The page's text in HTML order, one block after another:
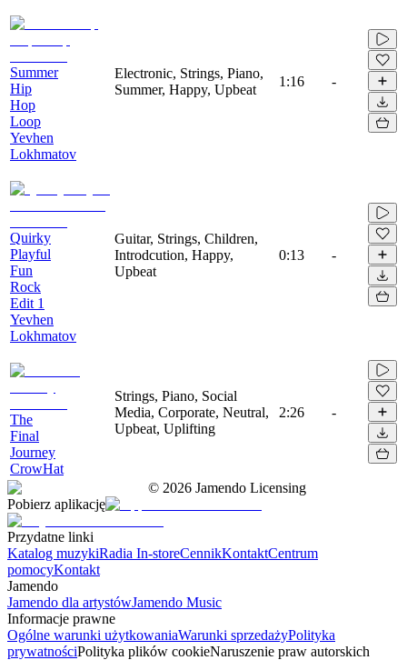
Summer
Hip
Hop
Loop
Yevhen
Lokhmatov
Electronic, Strings, Piano,
Summer, Happy, Upbeat
1:16 -
Quirky
Playful
Fun
Rock
Edit 1
Yevhen
Lokhmatov
Guitar, Strings, Children,
Introdcution, Happy,
Upbeat
0:13 -
The
Final
Journey
CrowHat
Strings, Piano, Social
Media, Corporate, Neutral,
Upbeat, Uplifting
2:26 -
© 2026 Jamendo Licensing
Pobierz aplikację
Przydatne linki
Katalog muzykiRadia In-storeCennikKontaktCentrum
pomocyKontakt
Jamendo
Jamendo dla artystówJamendo Music
Informacje prawne
Ogólne warunki użytkowaniaWarunki sprzedażyPolityka
prywatnościPolityka plików cookieNaruszenie praw autorskich